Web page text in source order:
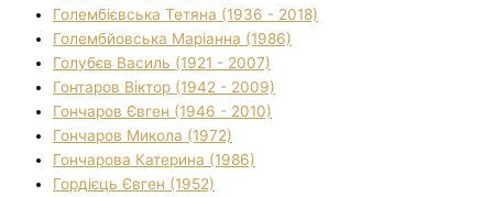
Голембієвська Тетяна (1936 - 2018)
Голембйовська Маріанна (1986)
Голубєв Василь (1921 - 2007)
Гонтаров Віктор (1942 - 2009)
Гончаров Євген (1946 - 2010)
Гончаров Микола (1972)
Гончарова Катерина (1986)
Гордієць Євген (1952)